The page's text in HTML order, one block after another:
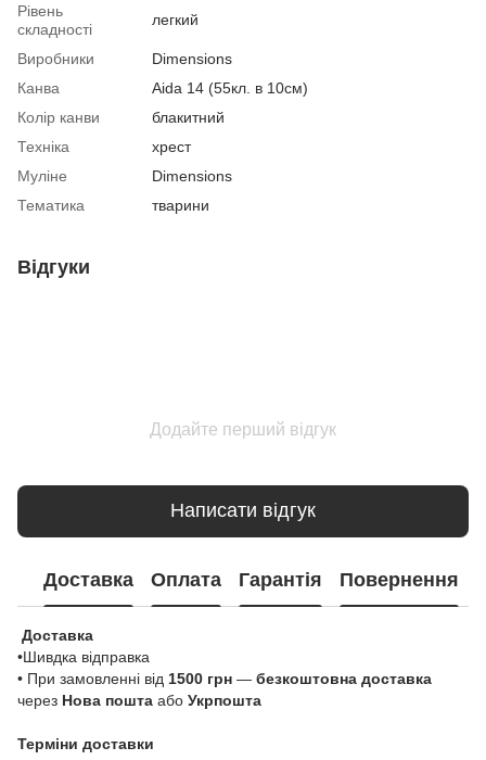
Рівень
складності
легкий
Виробники
Dimensions
Канва
Aida 14 (55кл. в 10см)
Колір канви
блакитний
Техніка
хрест
Муліне
Dimensions
Тематика
тварини
Відгуки
Додайте перший відгук
Написати відгук
Доставка Оплата Гарантія Повернення
Доставка
•Шивдка відправка
• При замовленні від 1500 грн — безкоштовна доставка
через Нова пошта або Укрпошта
Терміни доставки